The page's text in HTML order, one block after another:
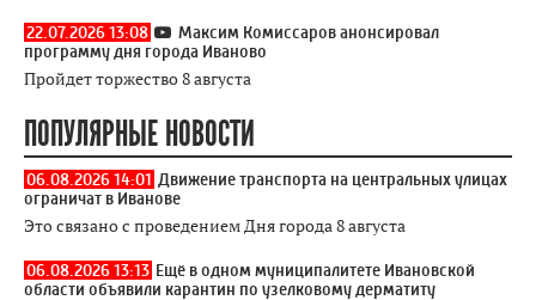
22.07.2026 13:08
Максим Комиссаров анонсировал
программу дня города Иваново
Пройдет торжество 8 августа
ПОПУЛЯРНЫЕ НОВОСТИ
06.08.2026 14:01 Движение транспорта на центральных улицах
ограничат в Иванове
Это связано с проведением Дня города 8 августа
06.08.2026 13:13 Ещё в одном муниципалитете Ивановской
области объявили карантин по узелковому дерматиту